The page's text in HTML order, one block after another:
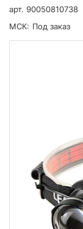
арт. 90050810738
МСК: Под заказ